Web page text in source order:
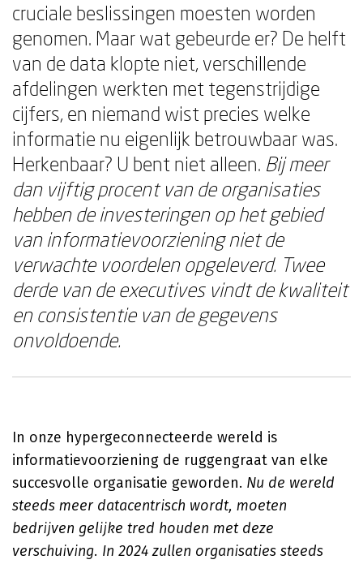
cruciale beslissingen moesten worden
genomen. Maar wat gebeurde er? De helft
van de data klopte niet, verschillende
afdelingen werkten met tegenstrijdige
cijfers, en niemand wist precies welke
informatie nu eigenlijk betrouwbaar was.
Herkenbaar? U bent niet alleen. Bij meer
dan vijftig procent van de organisaties
hebben de investeringen op het gebied
van informatievoorziening niet de
verwachte voordelen opgeleverd. Twee
derde van de executives vindt de kwaliteit
en consistentie van de gegevens
onvoldoende.
In onze hypergeconnecteerde wereld is
informatievoorziening de ruggengraat van elke
succesvolle organisatie geworden. Nu de wereld
steeds meer datacentrisch wordt, moeten
bedrijven gelijke tred houden met deze
verschuiving. In 2024 zullen organisaties steeds